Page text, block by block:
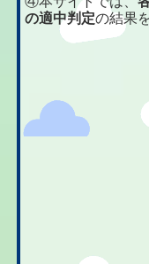
の適中判定の結果